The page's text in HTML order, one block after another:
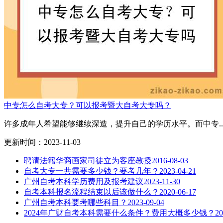
中专怎么自考大专？可以报考暨大自考大专吗？
许多成年人希望能够继续深造，提升自己的学历水平。而中专
更新时间：2023-11-03
聘请法籍华裔画家司徒立为客座教授2016-08-03
自考大专一共需要多少钱？要考几年？ 2023-04-21
广州自考本科学历费用及报考建议2023-11-30
自考本科报名流程结束以后该做什么？ 2020-06-17
广州自考本科要考哪些科目？ 2023-09-04
2024年广财自考本科需要什么条件？费用大概多少钱？